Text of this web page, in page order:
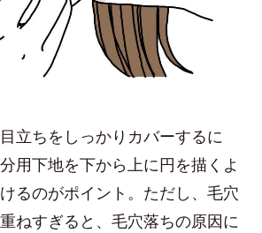
立ちをしっかりカバーするに
用下地を下から上に円を描くよ
るのがポイント。ただし、毛穴
ねすぎると、毛穴落ちの原因に